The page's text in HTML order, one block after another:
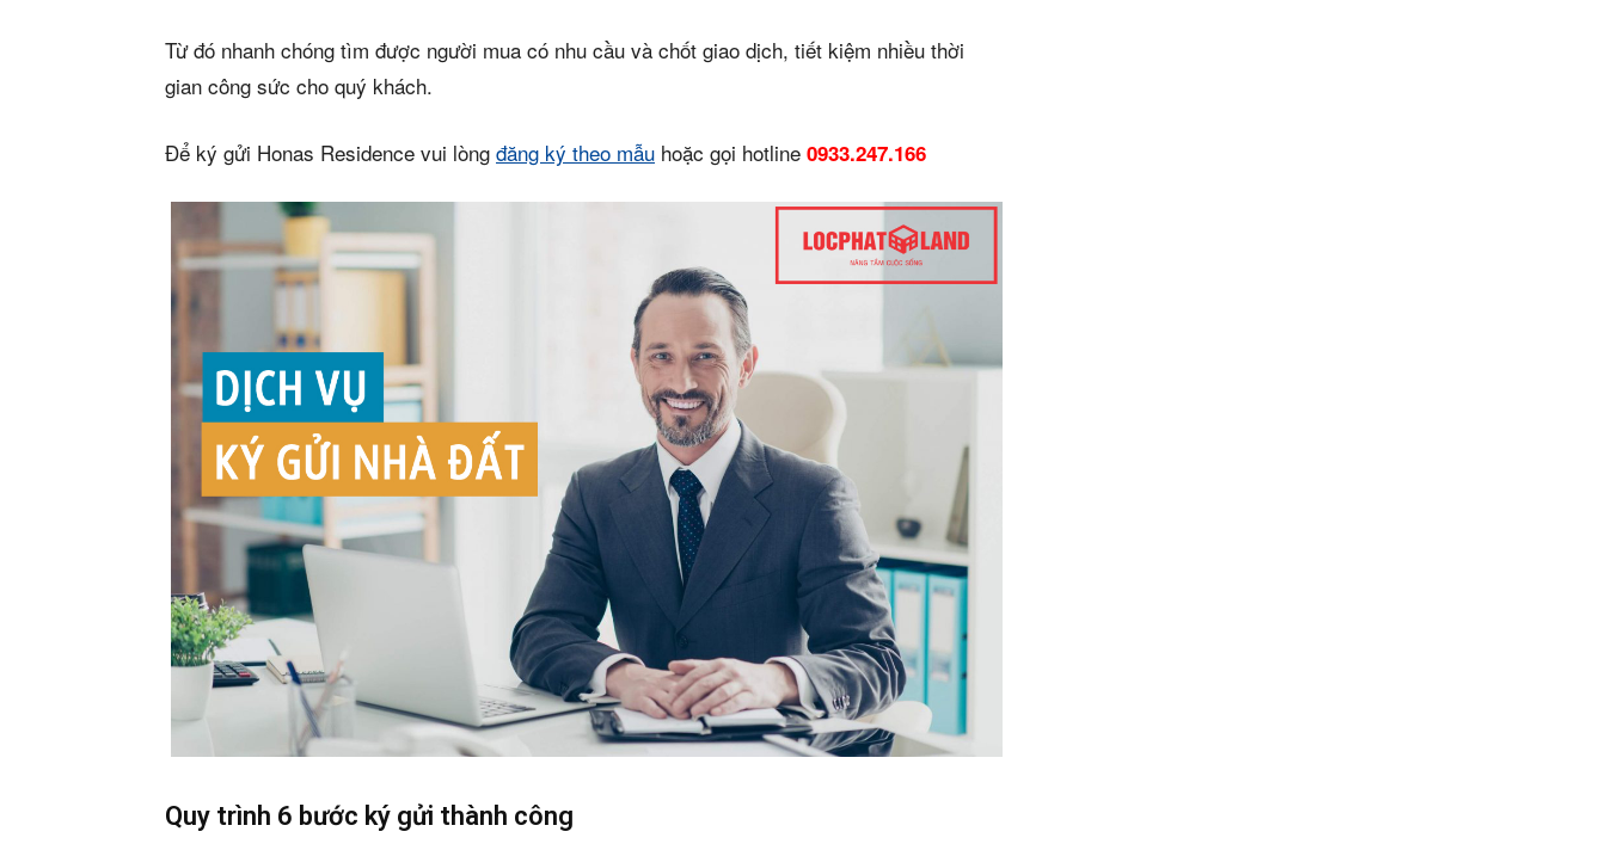
Phiên bản cập nhật V3
& tìm kiếm nhanh chóng hơn
Trang chủ
Dự án
Mua bán
Từ đó nhanh chóng tìm được người mua có nhu cầu và chốt giao dịch, tiết kiệm nhiều thời
gian công sức cho quý khách.
Để ký gửi Honas Residence vui lòng đăng ký theo mẫu hoặc gọi hotline 0933.247.166
Quy trình 6 bước ký gửi thành công